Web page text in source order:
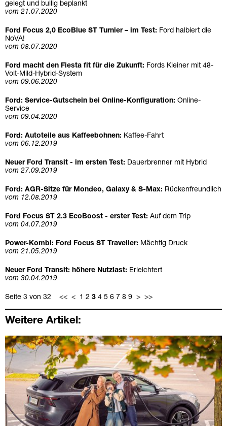
gelegt und bullig beplankt
vom 21.07.2020
Ford Focus 2,0 EcoBlue ST Turnier – im Test: Ford halbiert die
NoVA!
vom 08.07.2020
Ford macht den Fiesta fit für die Zukunft: Fords Kleiner mit 48-
Volt-Mild-Hybrid-System
vom 09.06.2020
Ford: Service-Gutschein bei Online-Konfiguration: Online-
Service
vom 09.04.2020
Ford: Autoteile aus Kaffeebohnen: Kaffee-Fahrt
vom 06.12.2019
Neuer Ford Transit - im ersten Test: Dauerbrenner mit Hybrid
vom 27.09.2019
Ford: AGR-Sitze für Mondeo, Galaxy & S-Max: Rückenfreundlich
vom 12.08.2019
Ford Focus ST 2.3 EcoBoost - erster Test: Auf dem Trip
vom 04.07.2019
Power-Kombi: Ford Focus ST Traveller: Mächtig Druck
vom 21.05.2019
Neuer Ford Transit: höhere Nutzlast: Erleichtert
vom 30.04.2019
Seite 3 von 32 << < 1 2 3 4 5 6 7 8 9 > >>
Weitere Artikel: